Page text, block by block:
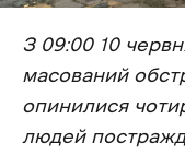
З 09:00 10
масований
опинилися
людей